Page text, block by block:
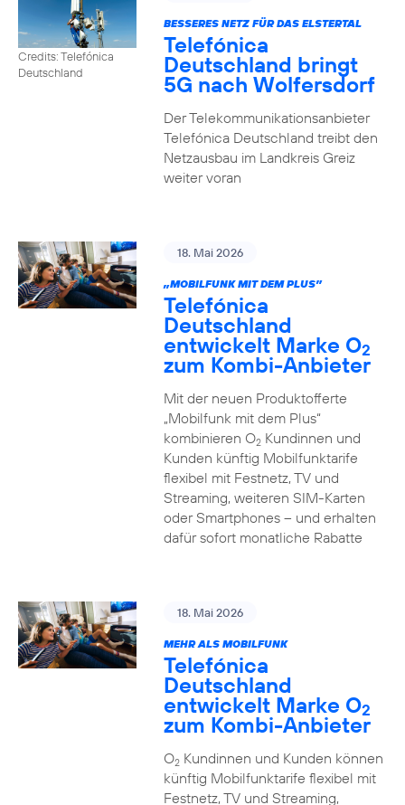
Credits: Telefónica
Deutschland
BESSERES NETZ FÜR DAS ELSTERTAL
Telefónica
Deutschland bringt
5G nach Wolfersdorf
Der Telekommunikationsanbieter
Telefónica Deutschland treibt den
Netzausbau im Landkreis Greiz
weiter voran
18. Mai 2026
„MOBILFUNK MIT DEM PLUS”
Telefónica
Deutschland
entwickelt Marke O2
zum Kombi-Anbieter
Mit der neuen Produktofferte
„Mobilfunk mit dem Plus“
kombinieren O2Kundinnen und
Kunden künftig Mobilfunktarife
flexibel mit Festnetz, TV und
Streaming, weiteren SIM-Karten
oder Smartphones – und erhalten
dafür sofort monatliche Rabatte
18. Mai 2026
MEHR ALS MOBILFUNK
Telefónica
Deutschland
entwickelt Marke O2
zum Kombi-Anbieter
O2Kundinnen und Kunden können
künftig Mobilfunktarife flexibel mit
Festnetz, TV und Streaming,